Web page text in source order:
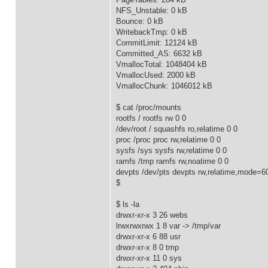
NFS_Unstable: 0 kB
Bounce: 0 kB
WritebackTmp: 0 kB
CommitLimit: 12124 kB
Committed_AS: 6632 kB
VmallocTotal: 1048404 kB
VmallocUsed: 2000 kB
VmallocChunk: 1046012 kB
$ cat /proc/mounts
rootfs / rootfs rw 0 0
/dev/root / squashfs ro,relatime 0 0
proc /proc proc rw,relatime 0 0
sysfs /sys sysfs rw,relatime 0 0
ramfs /tmp ramfs rw,noatime 0 0
devpts /dev/pts devpts
$
$ ls -la
drwxr-xr-x 3 26 webs
lrwxrwxrwx 1 8 var -> /tmp/var
drwxr-xr-x 6 88 usr
drwxr-xr-x 8 0 tmp
drwxr-xr-x 11 0 sys